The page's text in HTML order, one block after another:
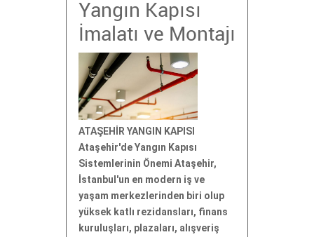
Yangın Kapısı
İmalatı ve Montajı
ATAŞEHİR YANGIN KAPISI
Ataşehir'de Yangın Kapısı
Sistemlerinin Önemi Ataşehir,
İstanbul'un en modern iş ve
yaşam merkezlerinden biri olup
yüksek katlı rezidansları, finans
kuruluşları, plazaları, alışveriş